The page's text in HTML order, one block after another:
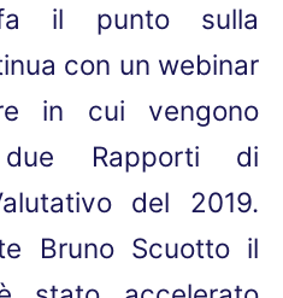
fa il punto sulla
con un webinar
in cui vengono
Rapporti di
del 2019.
Bruno Scuotto il